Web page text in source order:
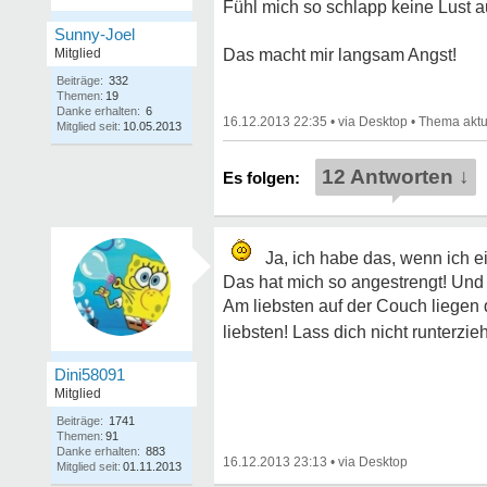
Sunny-Joel
Mitglied
Beiträge: 332
Themen: 19
Danke erhalten: 6
Mitglied seit: 10.05.2013
Fühl mich so schlapp keine Lust
Das macht mir langsam Angst!
16.12.2013 22:35 • •
12 Antworten ↓
Dini58091
Mitglied
Beiträge: 1741
Themen: 91
Danke erhalten: 883
Mitglied seit: 01.11.2013
Ja, ich habe das, wenn ich
Das hat mich so angestrengt!
Am liebsten auf der Couch liegen
liebsten! Lass dich nicht
16.12.2013 23:13 •